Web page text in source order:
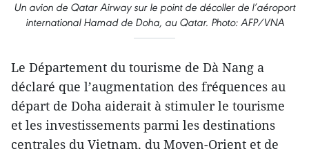
Un avion de Qatar Airway sur le point de décoller de l’aéroport
international Hamad de Doha, au Qatar. Photo: AFP/VNA
Le Département du tourisme de Dà Nang a
déclaré que l’augmentation des fréquences au
départ de Doha aiderait à stimuler le tourisme
et les investissements parmi les destinations
centrales du Vietnam, du Moyen-Orient et de